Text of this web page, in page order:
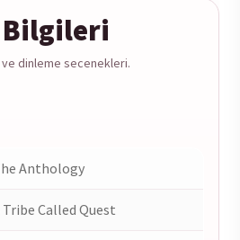
Bilgileri
dinleme secenekleri.
Anthology
Tribe Called Quest